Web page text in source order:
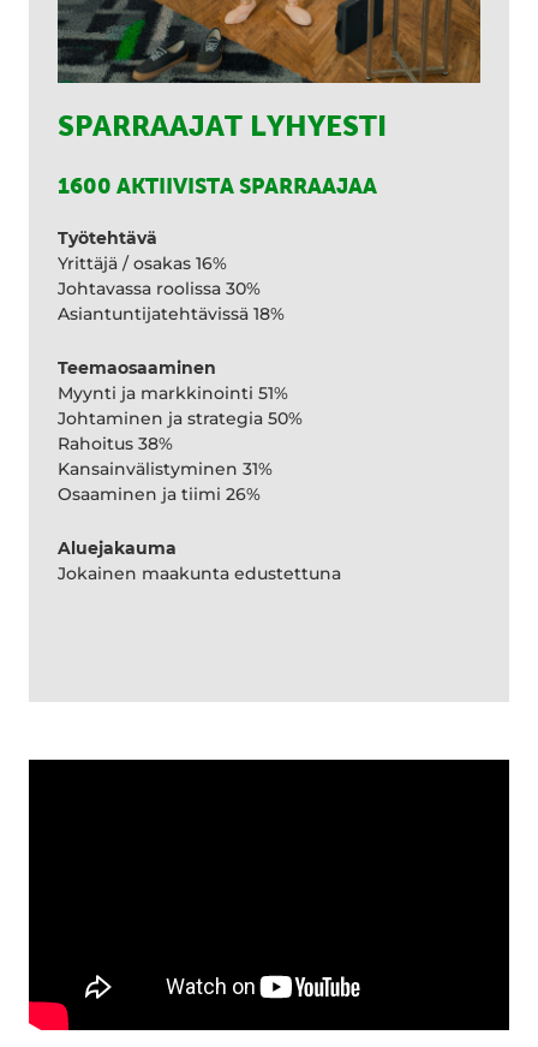
SPARRAAJAT LYHYESTI
1600 AKTIIVISTA SPARRAAJAA
Työtehtävä
Yrittäjä / osakas 16%
Johtavassa roolissa 30%
Asiantuntijatehtävissä 18%
Teemaosaaminen
Myynti ja markkinointi 51%
Johtaminen ja strategia 50%
Rahoitus 38%
Kansainvälistyminen 31%
Osaaminen ja tiimi 26%
Aluejakauma
Jokainen maakunta edustettuna